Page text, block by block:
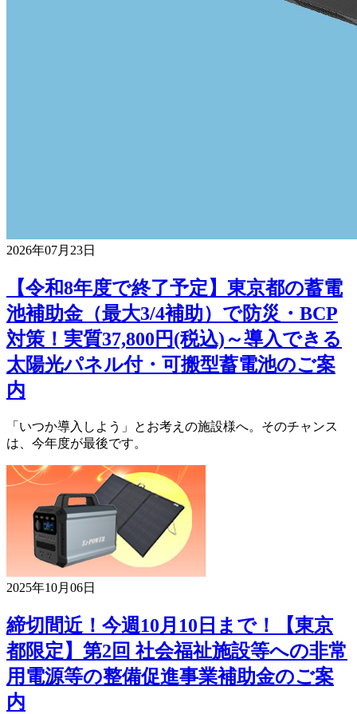
2026年07月23日
【令和8年度で終了予定】東京都の蓄電
池補助金（最大3/4補助）で防災・BCP
対策！実質37,800円(税込)～導入できる
太陽光パネル付・可搬型蓄電池のご案
内
「いつか導入しよう」とお考えの施設様へ。そのチャンス
は、今年度が最後です。
2025年10月06日
締切間近！今週10月10日まで！【東京
都限定】第2回 社会福祉施設等への非常
用電源等の整備促進事業補助金のご案
内